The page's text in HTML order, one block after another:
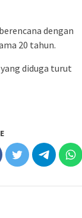
dengan
20 tahun.
diduga turut